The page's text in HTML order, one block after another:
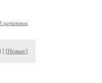
цитатник
[Новые]